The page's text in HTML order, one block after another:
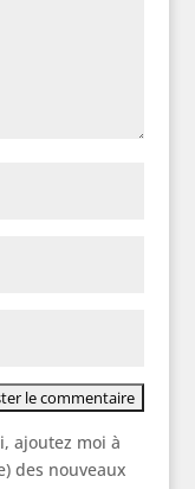
ajoutez moi à
des nouveaux